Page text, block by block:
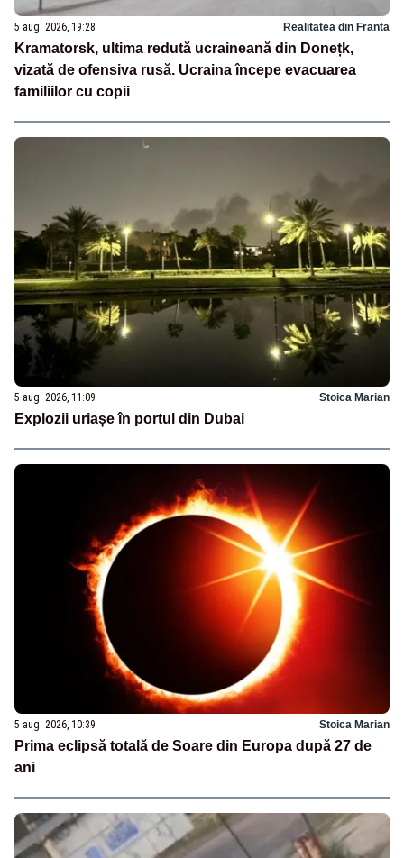
5 aug. 2026, 19:28 Realitatea din Franta
Kramatorsk, ultima redută ucraineană din Donețk,
vizată de ofensiva rusă. Ucraina începe evacuarea
familiilor cu copii
5 aug. 2026, 11:09 Stoica Marian
Explozii uriașe în portul din Dubai
5 aug. 2026, 10:39 Stoica Marian
Prima eclipsă totală de Soare din Europa după 27 de
ani